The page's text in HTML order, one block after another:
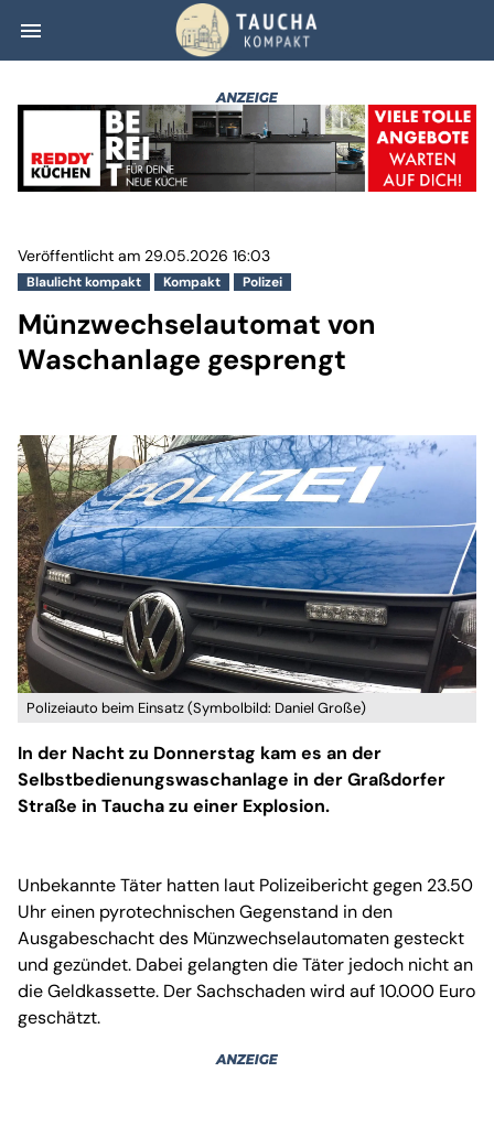
menu
Blaulicht kompakt Kompakt Polizei
Veröffentlicht am 29.05.2026 16:03
Münzwechselautomat von
Waschanlage gesprengt
Polizeiauto beim Einsatz (Symbolbild: Daniel Große)
In der Nacht zu Donnerstag kam es an der
Selbstbedienungswaschanlage in der Graßdorfer
Straße in Taucha zu einer Explosion.
Unbekannte Täter hatten laut Polizeibericht gegen 23.50
Uhr einen pyrotechnischen Gegenstand in den
Ausgabeschacht des Münzwechselautomaten gesteckt
und gezündet. Dabei gelangten die Täter jedoch nicht an
die Geldkassette. Der Sachschaden wird auf 10.000 Euro
geschätzt.